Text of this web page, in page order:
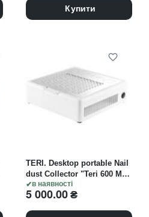
Купити
в наявності
TERI. Desktop portable Nail
dust Collector "Teri 600 M
2024 Type-C". Настільна
манікюрна витяжка,
5 000.00₴